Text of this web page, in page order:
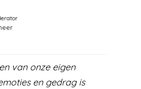
van onze eigen
en gedrag is